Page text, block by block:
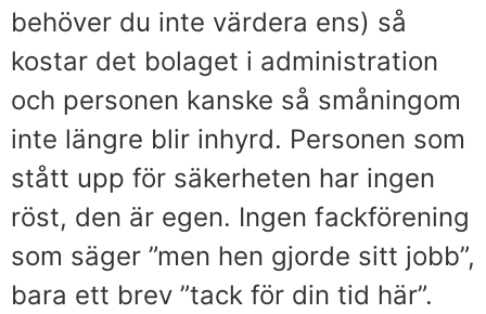
behöver du inte värdera ens) så
kostar det bolaget i administration
och personen kanske så småningom
inte längre blir inhyrd. Personen som
stått upp för säkerheten har ingen
röst, den är egen. Ingen fackförening
som säger ”men hen gjorde sitt jobb”,
bara ett brev ”tack för din tid här”.